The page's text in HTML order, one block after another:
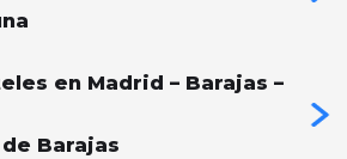
en Madrid – Barajas –
Barajas